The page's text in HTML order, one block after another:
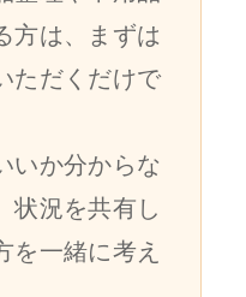
方は、まずは
ただくだけで
いか分からな
状況を共有し
を一緒に考え